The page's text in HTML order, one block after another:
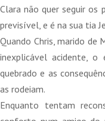
Clara não quer seguir os
previsível, e é na sua tia
Quando Chris, marido de
inexplicável acidente,
quebrado e as
as rodeiam.
Enquanto tentam